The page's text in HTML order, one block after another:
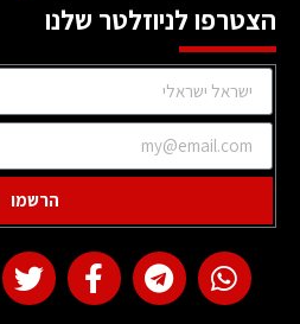
הצטרפו לניוזלטר שלנו
הרשמו